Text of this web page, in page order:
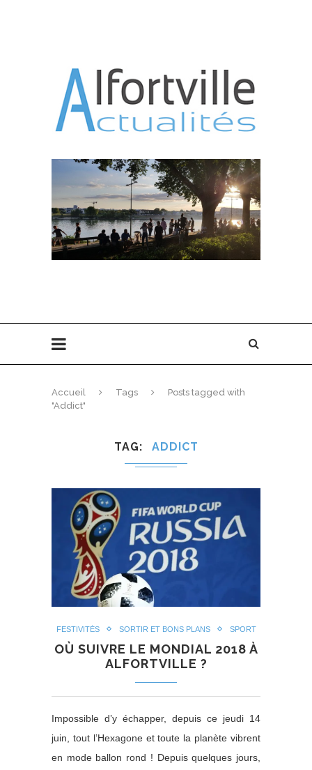
Accueil Tags
Posts tagged with
"Addict"
TAG ADDICT
FESTIVITÉS SORTIR ET BONS PLANS SPORT
OÙ SUIVRE LE MONDIAL 2018 À
ALFORTVILLE ?
Impossible d’y échapper, depuis ce jeudi 14
juin, tout l’Hexagone et toute la planète vibrent
en mode ballon rond ! Depuis quelques jours,